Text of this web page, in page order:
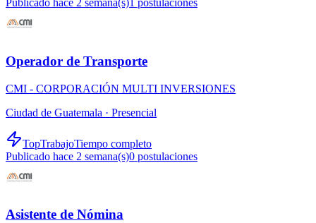
Publicado hace 2 semana(s)1 postulaciones
Operador de Transporte
CMI - CORPORACIÓN MULTI INVERSIONES
Ciudad de Guatemala · Presencial
TopTrabajoTiempo completo
Publicado hace 2 semana(s)0 postulaciones
Asistente de Nómina